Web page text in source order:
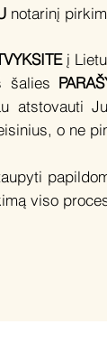
notarinį
į
šalies
atstovauti
o ne
viso